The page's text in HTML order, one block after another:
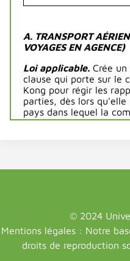
A. TRANSPORT
VOYAGES EN AGENCE)
Loi applicable. Crée
clause qui porte sur le
Kong pour régir les
parties, dès lors
pays dans lequel la
qui peut être réputée
compagnie chinoise
n° 2012J1217 ;Dnd
Durée du contrat.
la clause qui, malgré
entre les parties,
© 2024
Mentions légales : Notre
droits de reproduction